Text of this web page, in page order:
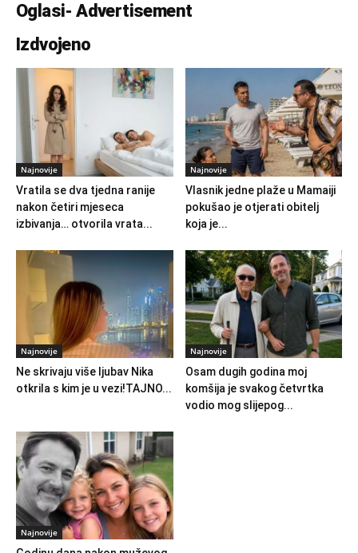
Oglasi- Advertisement
Izdvojeno
Najnovije
Vratila se dva tjedna ranije
nakon četiri mjeseca
izbivanja… otvorila vrata...
Najnovije
Vlasnik jedne plaže u Mamaiji
pokušao je otjerati obitelj
koja je...
Najnovije
Ne skrivaju više ljubav Nika
otkrila s kim je u vezi!TAJNO...
Najnovije
Osam dugih godina moj
komšija je svakog četvrtka
vodio mog slijepog...
Najnovije